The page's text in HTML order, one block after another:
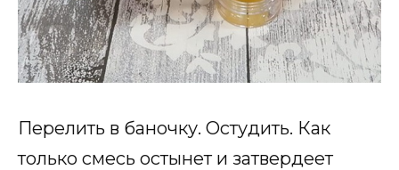
Перелить в баночку. Остудить. Как
только смесь остынет и затвердеет